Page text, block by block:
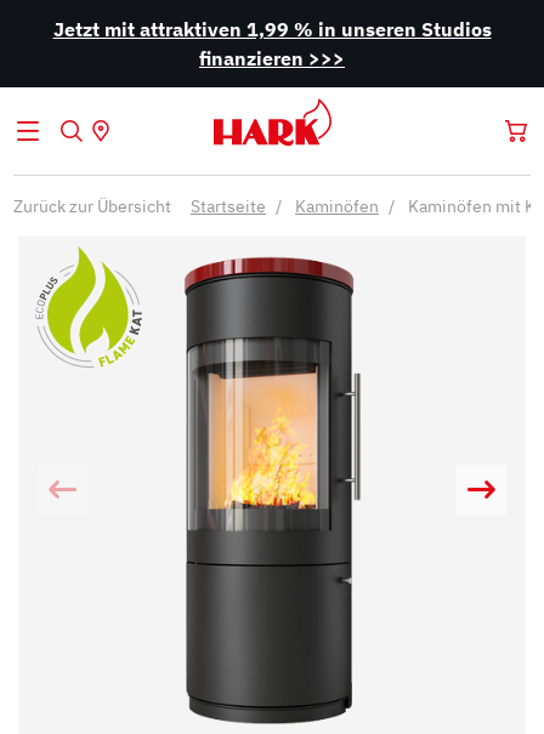
Jetzt mit attraktiven 1,99 % in unseren Studios
finanzieren >>>
Zurück zur Übersicht Startseite Kaminöfen Kaminöfen mit